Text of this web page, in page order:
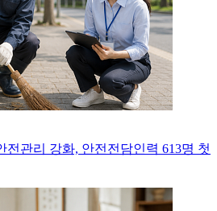
전관리 강화, 안전전담인력 613명 첫